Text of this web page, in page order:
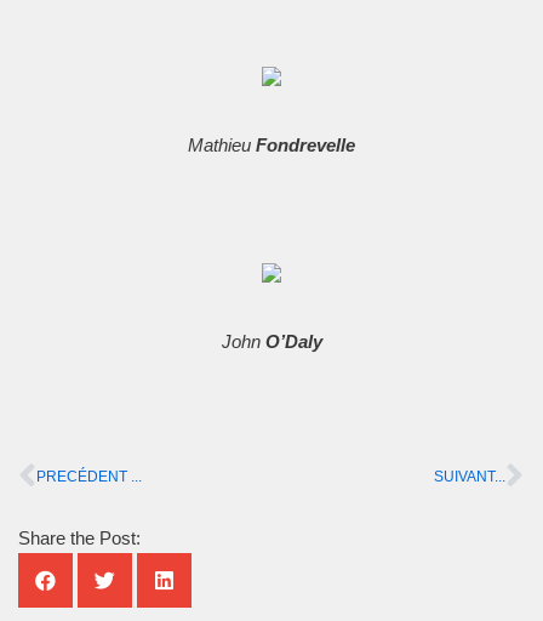
Mathieu Fondrevelle
John O’Daly
PRECÉDENT ... SUIVANT...
Share the Post: